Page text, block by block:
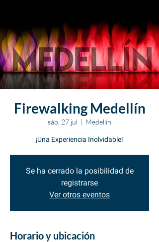
Firewalking Medellín
sáb, 27 jul
  |
Medellín
¡Una Experiencia Inolvidable!
Se ha cerrado la posibilidad de
registrarse
Ver otros eventos
Horario y ubicación